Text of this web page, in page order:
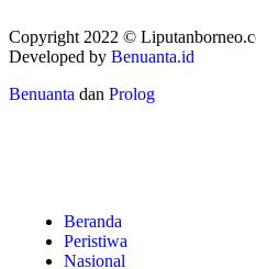
Copyright 2022 ©
Developed by Benuanta.id
Benuanta dan Prolog
Beranda
Peristiwa
Nasional